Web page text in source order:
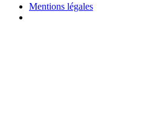
Mentions légales